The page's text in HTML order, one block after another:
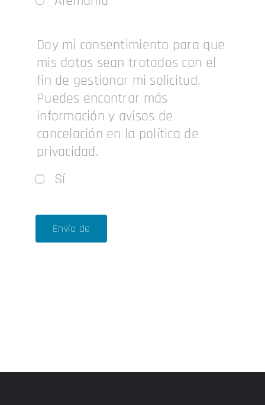
Doy mi consentimiento para que
mis datos sean tratados con el
fin de gestionar mi solicitud.
Puedes encontrar más
información y avisos de
cancelación en la política de
privacidad.
Sí
Envío de